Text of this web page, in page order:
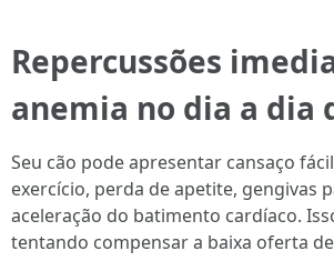
Repercussões
anemia no dia a dia
Seu cão pode apresentar cansaço
exercício, perda de apetite, gengivas
aceleração do batimento cardíaco.
tentando compensar a baixa oferta